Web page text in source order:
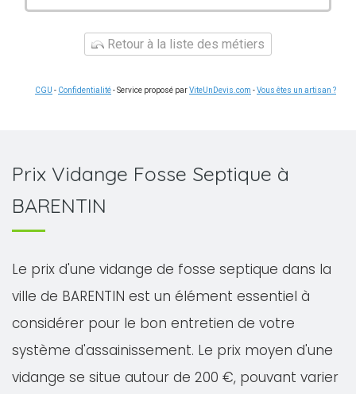
Retour à la liste des métiers
CGU - Confidentialité- Service proposé parViteUnDevis.com -Vous êtes un artisan ?
Prix Vidange Fosse Septique à
BARENTIN
Le prix d'une vidange de fosse septique dans la
ville de BARENTIN est un élément essentiel à
considérer pour le bon entretien de votre
système d'assainissement. Le prix moyen d'une
vidange se situe autour de 200 €, pouvant varier